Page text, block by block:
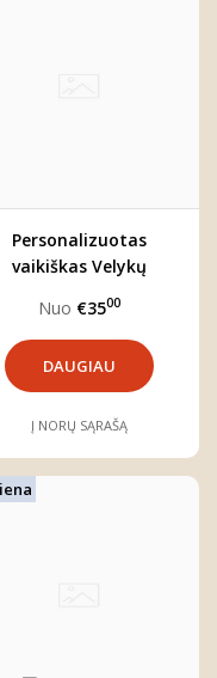
Personalizuotas
vaikiškas Velykų
Nuo €3500
DAUGIAU
Į NORŲ SĄRAŠĄ